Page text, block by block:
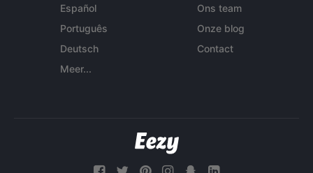
Español
Português
Deutsch
Meer...
Ons team
Onze blog
Contact